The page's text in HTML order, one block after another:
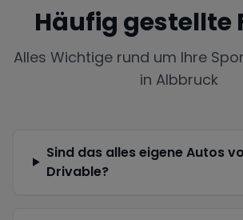
Häufig gestellte
Alles Wichtige rund um Ihre
in Albbruck
Sind das alles eigene Autos
Drivable?